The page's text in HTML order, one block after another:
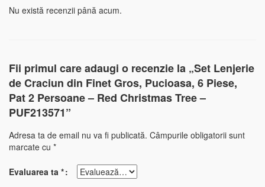
Nu există recenzii până acum.
Fii primul care adaugi o recenzie la „Set Lenjerie
de Craciun din Finet Gros, Pucioasa, 6 Piese,
Pat 2 Persoane – Red Christmas Tree –
PUF213571”
Adresa ta de email nu va fi publicată. Câmpurile obligatorii sunt
marcate cu *
Evaluarea ta *